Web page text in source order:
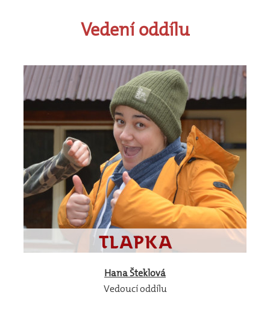
Vedení oddílu
HanaŠteklová
Vedoucí oddílu